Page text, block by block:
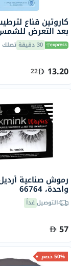
كاروتين قناع
بعد التعرض
حمض الهيالورونيك
20 مل 30 دقيقة
13.20
22
رموش صناعية
واحدة، 66764
التوصيلغداً
57
50% خصم